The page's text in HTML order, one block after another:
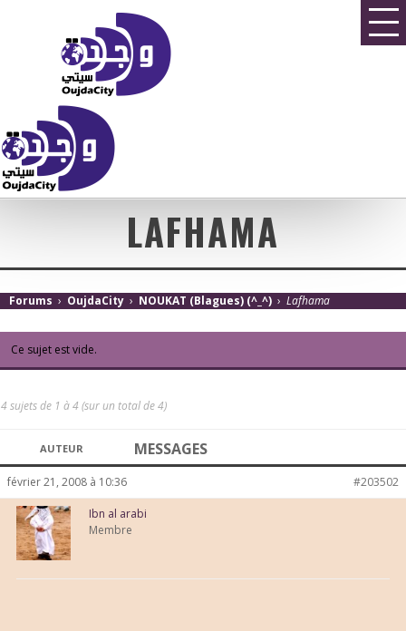
LAFHAMA
Forums › OujdaCity › NOUKAT (Blagues) (^_^) › Lafhama
Ce sujet est vide.
4 sujets de 1 à 4 (sur un total de 4)
AUTEUR MESSAGES
février 21, 2008 à 10:36 #203502
Ibn al arabi
Membre